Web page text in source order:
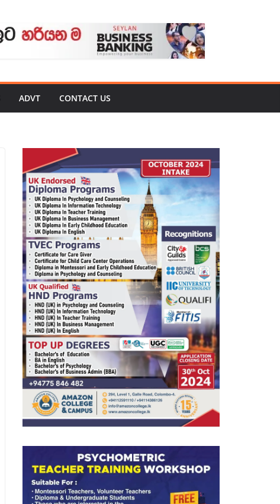
ADVT CONTACT US